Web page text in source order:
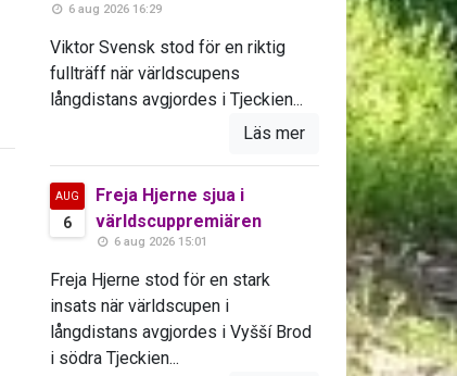
6 aug 2026 16:29
Viktor Svensk stod för en riktig
fullträff när världscupens
långdistans avgjordes i Tjeckien...
Läs mer
AUG
6
Freja Hjerne sjua i
världscuppremiären
6 aug 2026 15:01
Freja Hjerne stod för en stark
insats när världscupen i
långdistans avgjordes i Vyšší Brod
i södra Tjeckien...